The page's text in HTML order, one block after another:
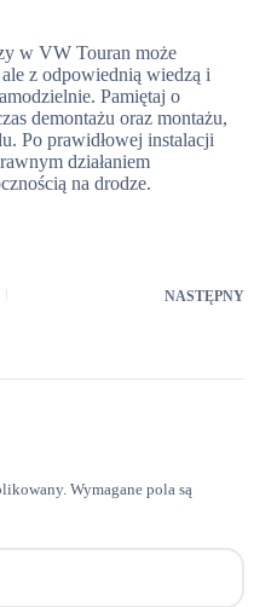
w VW Touran może
z odpowiednią wiedzą i
Pamiętaj o
demontażu oraz montażu,
Po prawidłowej instalacji
działaniem
na drodze.
NASTĘPNY
Wymagane pola są